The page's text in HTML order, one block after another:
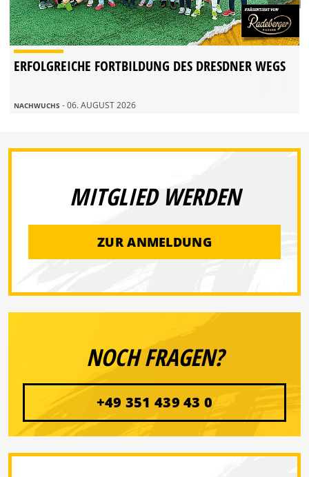
ERFOLGREICHE FORTBILDUNG DES DRESDNER WEGS
NACHWUCHS - 06. AUGUST 2026
MITGLIED WERDEN
ZUR ANMELDUNG
NOCH FRAGEN?
+49 351 439 43 0